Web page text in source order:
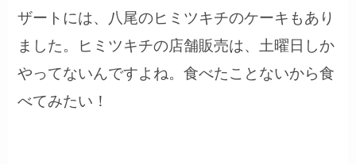
ザートには、八尾のヒミツキチのケーキもあり
ました。
ヒミツキチの店舗販売は、土曜日しか
やってないんですよね。食べたことないから食
べてみたい！